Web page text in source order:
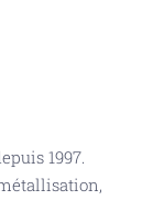
1997.